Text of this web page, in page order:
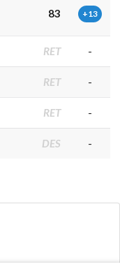
83 +13
RET -
RET -
RET -
DES -